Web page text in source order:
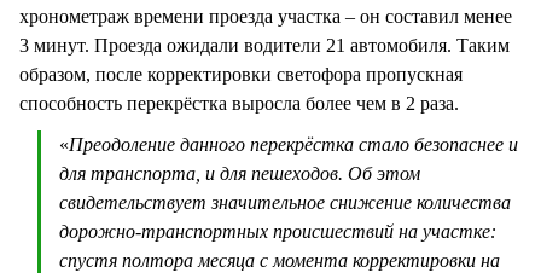
хронометраж времени проезда участка – он составил менее
3 минут. Проезда ожидали водители 21 автомобиля. Таким
образом, после корректировки светофора пропускная
способность перекрёстка выросла более чем в 2 раза.
«Преодоление данного перекрёстка стало безопаснее и
для транспорта, и для пешеходов. Об этом
свидетельствует значительное снижение количества
дорожно-транспортных происшествий на участке:
спустя полтора месяца с момента корректировки на